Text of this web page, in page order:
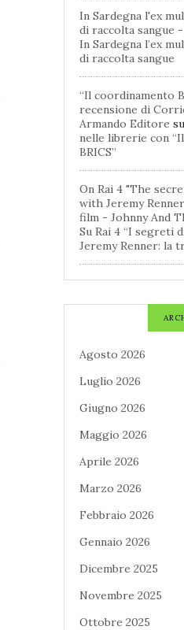
In Sardegna l'ex
di raccolta sangue
In Sardegna l’ex
di raccolta sangue
“Il coordinamento
recensione di
Armando Editore su
nelle librerie con
BRICS”
On Rai 4 "The
with Jeremy
film - Johnny And
Su Rai 4 “I segreti
Jeremy Renner: la
Agosto 2026
Luglio 2026
Giugno 2026
Maggio 2026
Aprile 2026
Marzo 2026
Febbraio 2026
Gennaio 2026
Dicembre 2025
Novembre 2025
Ottobre 2025